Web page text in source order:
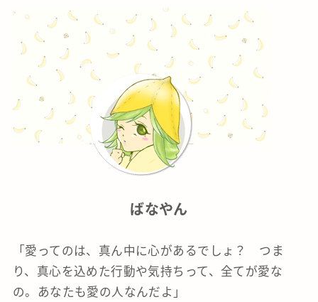
ばなやん
「愛ってのは、真ん中に心があるでしょ？ つま
り、真心を込めた行動や気持ちって、全てが愛な
の。あなたも愛の人なんだよ」